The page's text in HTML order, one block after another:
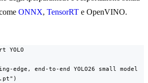
ONNX, TensorRT e OpenVINO.
YOLO
end-to-end YOLO26 small model